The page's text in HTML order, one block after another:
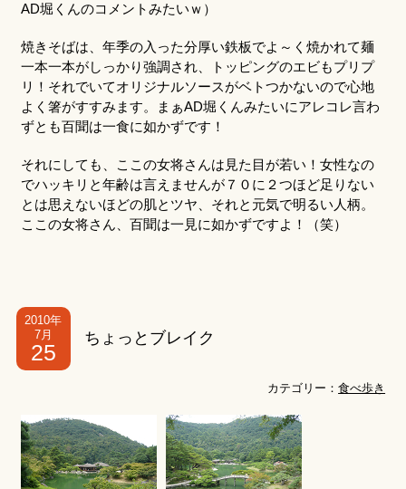
AD堀くんのコメントみたいｗ）
焼きそばは、年季の入った分厚い鉄板でよ～く焼かれて麺
一本一本がしっかり強調され、トッピングのエビもプリプ
リ！それでいてオリジナルソースがベトつかないので心地
よく箸がすすみます。まぁAD堀くんみたいにアレコレ言わ
ずとも百聞は一食に如かずです！
それにしても、ここの女将さんは見た目が若い！女性なの
でハッキリと年齢は言えませんが７０に２つほど足りない
とは思えないほどの肌とツヤ、それと元気で明るい人柄。
ここの女将さん、百聞は一見に如かずですよ！（笑）
2010年
7月
25
ちょっとブレイク
カテゴリー：食べ歩き